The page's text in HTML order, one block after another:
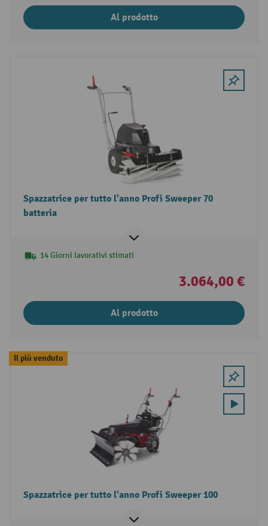
Al prodotto
Spazzatrice per tutto l'anno Profi Sweeper 70
batteria
14 Giorni lavorativi stimati
3.064,00 €
Al prodotto
Il più venduto
Spazzatrice per tutto l'anno Profi Sweeper 100